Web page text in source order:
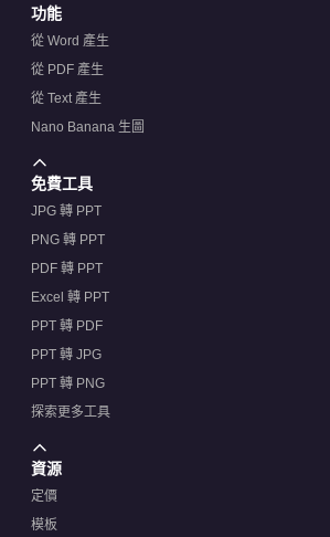
功能
從 Word 產生
從 PDF 產生
從 Text 產生
Nano Banana 生圖
免費工具
JPG 轉 PPT
PNG 轉 PPT
PDF 轉 PPT
Excel 轉 PPT
PPT 轉 PDF
PPT 轉 JPG
PPT 轉 PNG
探索更多工具
資源
定價
模板